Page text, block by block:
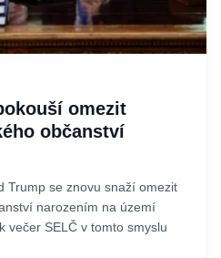
omezit
občanství
Trump se znovu snaží omezit
narozením na území
večer SELČ v tomto smyslu